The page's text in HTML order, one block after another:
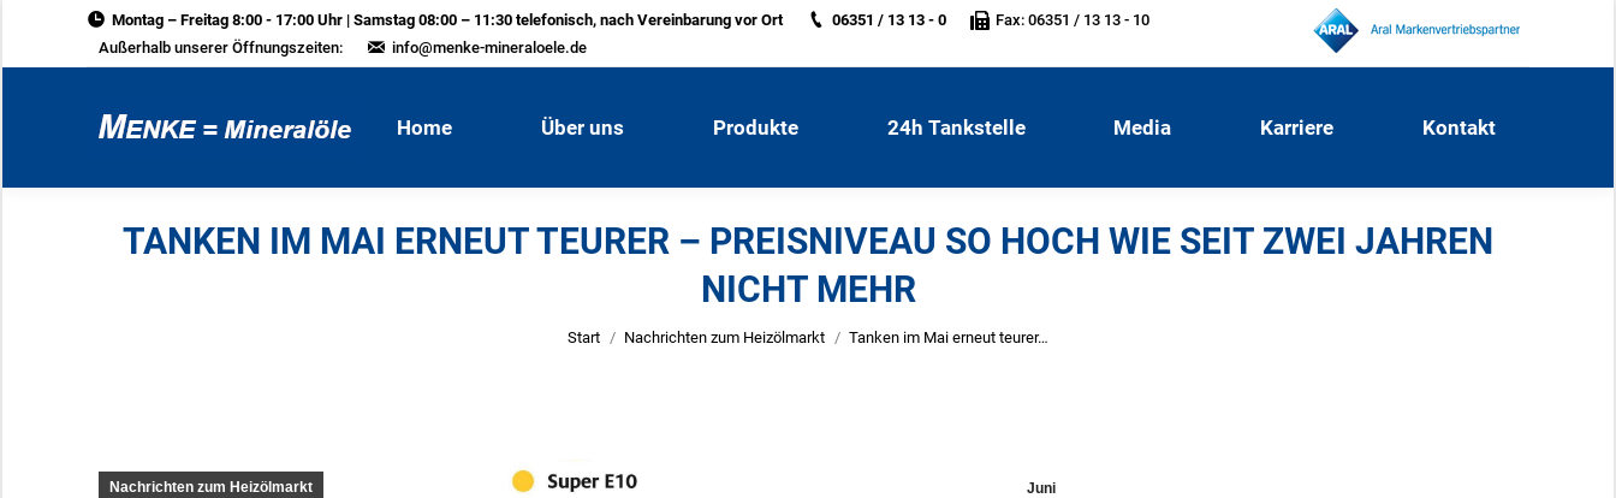
Montag – Freitag 8:00 - 17:00 Uhr | Samstag 08:00 – 11:30 telefonisch, nach Vereinbarung vor Ort 06351 / 13 13 - 0
Fax: 06351 / 13 13 - 10
Außerhalb unserer Öffnungszeiten:
info@menke-mineraloele.de
Home Über uns Produkte 24h Tankstelle Media Karriere Kontakt
TANKEN IM MAI ERNEUT TEURER – PREISNIVEAU SO HOCH WIE SEIT ZWEI JAHREN
NICHT MEHR
Sie befinden sich hier:
Start Nachrichten zum Heizölmarkt Tanken im Mai erneut teurer…
Juni
Nachrichten zum Heizölmarkt
Home Über uns Karriere Kontakt